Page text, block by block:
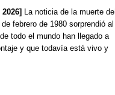
La noticia de la muerte del
febrero de 1980 sorprendió al
todo el mundo han llegado a
y que todavía está vivo y